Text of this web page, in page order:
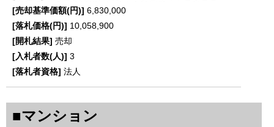
6,830,000
10,058,900
売却
3
法人
■マンション